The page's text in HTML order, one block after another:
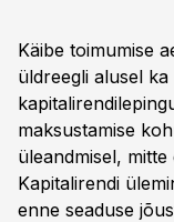
Käibe toimumise
üldreegli alusel
maksustamise
üleandmisel,
Kapitalirendi
enne seaduse